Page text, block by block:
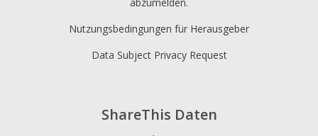
ShareThis Daten
Nutzungsbedingungen für Herausgeber
Data Subject Privacy Request